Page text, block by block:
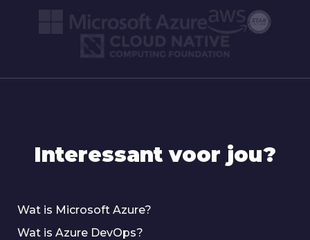
Interessant voor jou?
Wat is Microsoft Azure?
Wat is Azure DevOps?